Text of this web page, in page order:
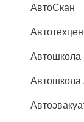
АвтоСкан
Автошкола